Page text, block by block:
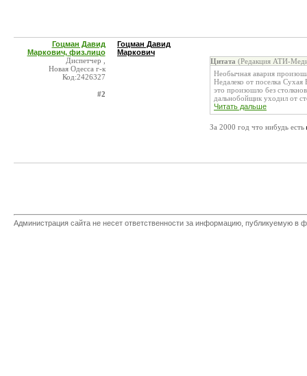
Гоцман Давид
Маркович, физ.лицо
Диспетчер ,
Новая Одесса г-к
Код:2426327
#2
Гоцман Давид
Маркович
Цитата (Редакция АТИ-
Необычная авария
Недалеко от поселка
это произошло без
дальнобойщик уходил от
Читать дальше
За 2000 год что нибудь есть
Администрация сайта не несет ответственности за информацию, публикуемую